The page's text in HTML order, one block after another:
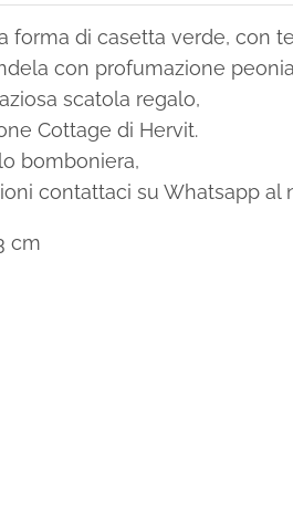
forma di casetta verde, con
con profumazione
scatola regalo,
Cottage di Hervit.
bomboniera,
contattaci su Whatsapp al
cm